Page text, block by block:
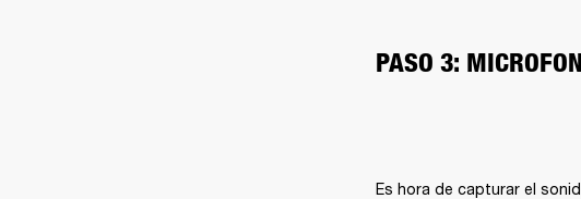
PASO 3:
Es hora de capturar el